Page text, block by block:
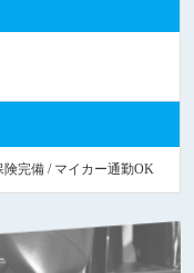
完備 / マイカー通勤OK